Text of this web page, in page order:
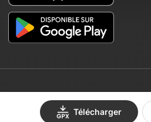
Télécharger
© 2026 OpenRunner -